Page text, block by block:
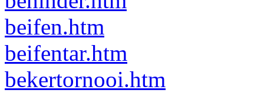
beifen.htm
beifentar.htm
bekertornooi.htm